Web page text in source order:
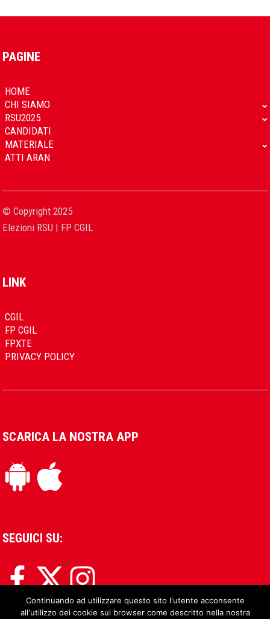
PAGINE
HOME
CHI SIAMO
RSU2025
CANDIDATI
MATERIALE
ATTI ARAN
© Copyright 2025
Elezioni RSU | FP CGIL
LINK
CGIL
FP CGIL
FPXTE
PRIVACY POLICY
SCARICA LA NOSTRA APP
SEGUICI SU:
Continuando ad utilizzare questo sito l'utente acconsente
all'utilizzo dei cookie sul browser come descritto nella nostra